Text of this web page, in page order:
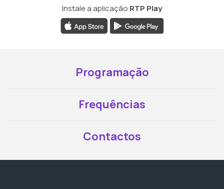
Instale a aplicação RTP Play
Programação
Frequências
Contactos